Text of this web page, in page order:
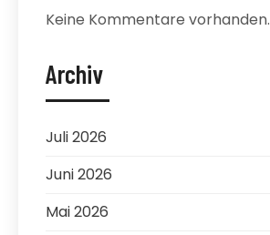
Keine Kommentare vorhanden.
Archiv
Juli 2026
Juni 2026
Mai 2026